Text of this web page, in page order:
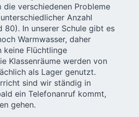
die verschiedenen Probleme
Anzahl
80). In unserer Schule gibt es
Warmwasser, daher
keine Flüchtlinge
Klassenräume werden von
als Lager genutzt.
sind wir ständig in
ein Telefonanruf kommt,
gehen.